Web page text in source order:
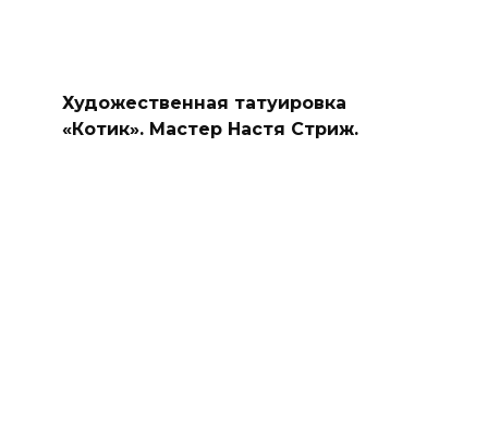
Художественная татуировка
«Котик». Мастер Настя Стриж.